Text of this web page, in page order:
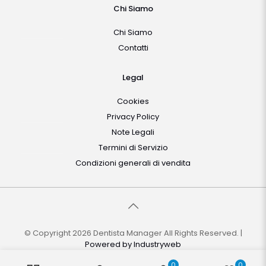
Chi Siamo
Chi Siamo
Contatti
Legal
Cookies
Privacy Policy
Note Legali
Termini di Servizio
Condizioni generali di vendita
© Copyright 2026 Dentista Manager All Rights Reserved. |
Powered byIndustryweb